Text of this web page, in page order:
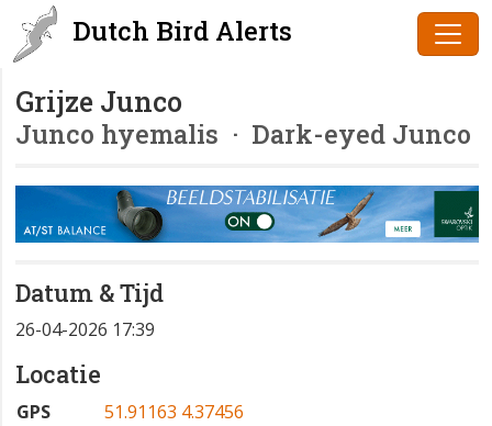
Dutch Bird Alerts
Grijze Junco
Junco hyemalis · Dark-eyed Junco
Datum & Tijd
26-04-2026 17:39
Locatie
GPS
51.91163 4.37456